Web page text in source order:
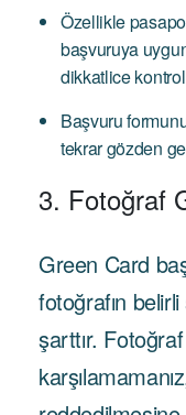
Özellikle
başvuruya
dikkatlice
Başvuru
tekrar gözden
3. Fotoğraf
Green Card
fotoğrafın
şarttır.